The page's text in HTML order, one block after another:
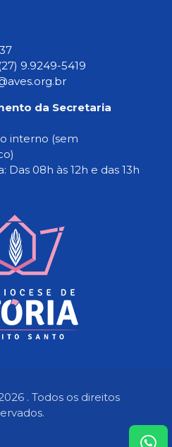
(27) 9.9249-5419
da Secretaria
interno (sem
Das 08h às 12h e das 13h
. Todos os direitos